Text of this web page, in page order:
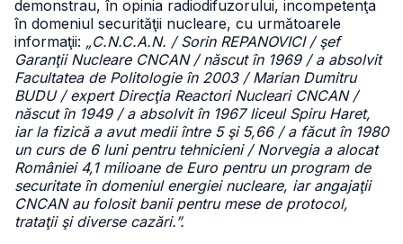
demonstrau, în opinia radiodifuzorului, incompetenţa
în domeniul securităţii nucleare, cu următoarele
informaţii: „C.N.C.A.N. / Sorin REPANOVICI / şef
Garanţii Nucleare CNCAN / născut în 1969 / a absolvit
Facultatea de Politologie în 2003 / Marian Dumitru
BUDU / expert Direcţia Reactori Nucleari CNCAN /
născut în 1949 / a absolvit în 1967 liceul Spiru Haret,
iar la fizică a avut medii între 5 şi 5,66 / a făcut în 1980
un curs de 6 luni pentru tehnicieni / Norvegia a alocat
României 4,1 milioane de Euro pentru un program de
securitate în domeniul energiei nucleare, iar angajaţii
CNCAN au folosit banii pentru mese de protocol,
trataţii şi diverse cazări.”.